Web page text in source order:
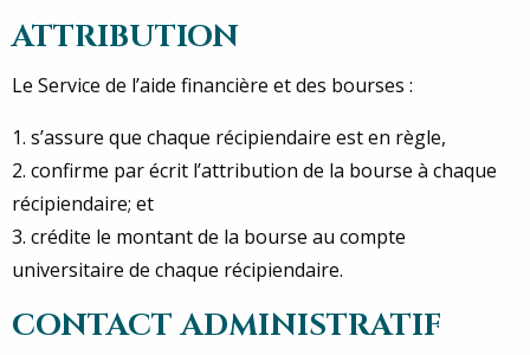
ATTRIBUTION
Le Service de l’aide financière et des bourses :
1. s’assure que chaque récipiendaire est en règle,
2. confirme par écrit l’attribution de la bourse à chaque
récipiendaire; et
3. crédite le montant de la bourse au compte
universitaire de chaque récipiendaire.
CONTACT ADMINISTRATIF